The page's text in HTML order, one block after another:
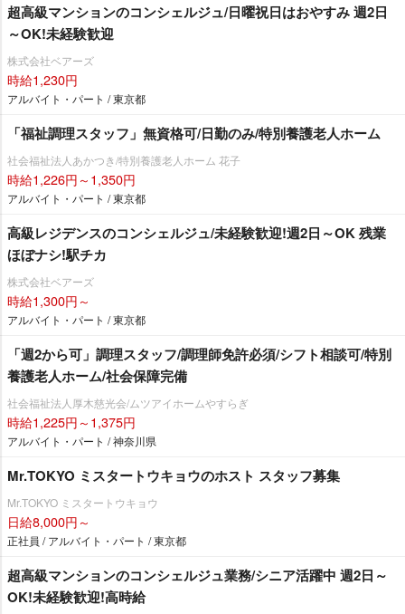
超高級マンションのコンシェルジュ/日曜祝日はおやすみ 週2日
～OK!未経験歓迎
株式会社ベアーズ
時給1,230円
アルバイト・パート / 東京都
「福祉調理スタッフ」無資格可/日勤のみ/特別養護老人ホーム
社会福祉法人あかつき/特別養護老人ホーム 花子
時給1,226円～1,350円
アルバイト・パート / 東京都
高級レジデンスのコンシェルジュ/未経験歓迎!週2日～OK 残業
ほぼナシ!駅チカ
株式会社ベアーズ
時給1,300円～
アルバイト・パート / 東京都
「週2から可」調理スタッフ/調理師免許必須/シフト相談可/特別
養護老人ホーム/社会保障完備
社会福祉法人厚木慈光会/ムツアイホームやすらぎ
時給1,225円～1,375円
アルバイト・パート / 神奈川県
Mr.TOKYO ミスタートウキョウのホスト スタッフ募集
Mr.TOKYO ミスタートウキョウ
日給8,000円～
正社員 / アルバイト・パート / 東京都
超高級マンションのコンシェルジュ業務/シニア活躍中 週2日～
OK!未経験歓迎!高時給